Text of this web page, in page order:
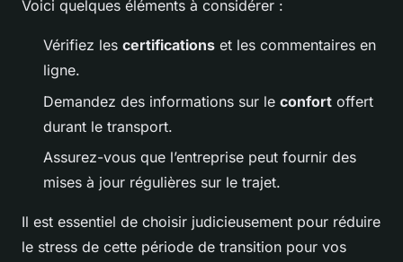
Voici quelques éléments à considérer :
Vérifiez les certifications et les commentaires en
ligne.
Demandez des informations sur le confort offert
durant le transport.
Assurez-vous que l’entreprise peut fournir des
mises à jour régulières sur le trajet.
Il est essentiel de choisir judicieusement pour réduire
le stress de cette période de transition pour vos